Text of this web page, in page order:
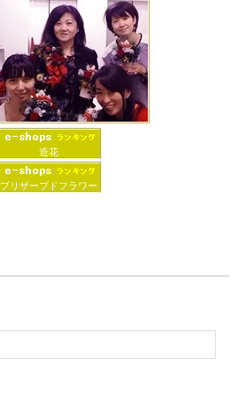
造花
プリザーブドフラワー